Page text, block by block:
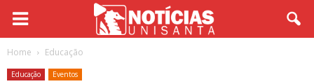
Home Educação
Educação Eventos